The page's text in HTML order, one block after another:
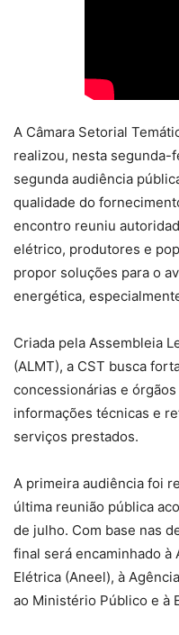
A Câmara Setorial
realizou, nesta segunda-
segunda audiência
qualidade do
encontro reuniu
elétrico, produtores e
propor soluções para o
energética,
Criada pela Assembleia
(ALMT), a CST busca
concessionárias e
informações técnicas e
serviços prestados.
A primeira audiência foi
última reunião pública
de julho. Com base nas
final será encaminhado à
Elétrica (Aneel), à
ao Ministério Público e à